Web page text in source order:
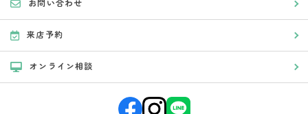
お問い合わせ
来店予約
オンライン相談